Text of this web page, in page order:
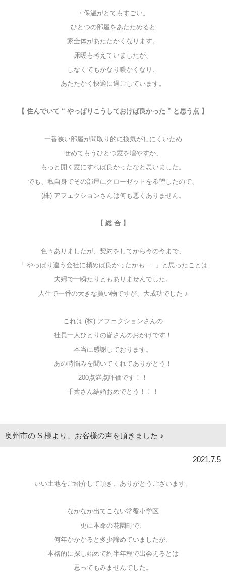
・保温がとてもすごい。
ひとつの部屋をあたためると
家全体があたたかくなります。
床暖も考えていましたが、
しなくてもかなり暖かくなり、
あたたかく快適に過ごしています。
【 住んでいて “ やっぱりこうしておけば良かった ” と思う点 】
一番狭い部屋が間取り的に換気がしにくいため
せめてもうひとつ窓を増やすか、
もっと開く窓にすれば良かったなと思いました。
でも、私自身でその部屋にクローゼットを希望したので、
(株) アフェクションさんは何も悪くありません。
【 総 合 】
色々ありましたが、契約をしてから今の今まで、
「 やっぱり違う会社に頼めば良かったかも … 」と思ったことは
夫婦で一瞬たりともありませんでした。
人生で一番の大きな買い物ですが、大成功でした ♪
これは (株) アフェクションさんの
社員一人ひとりの皆さんのおかげです！
本当に感謝しております。
あの時悩みを聞いてくれてありがとう！
200点満点評価です！！
千葉さん結婚おめでとう！！！
奥州市の S 様より、お客様の声を頂きました ♪
2021.7.5
いい土地をご紹介して頂き、ありがとうございます。
なかなか出てこない常盤小学区
更に本命の花園町で、
何年かかかると多少諦めていましたが、
本格的に探し始めて約半年程で出会えるとは
思ってもみませんでした。